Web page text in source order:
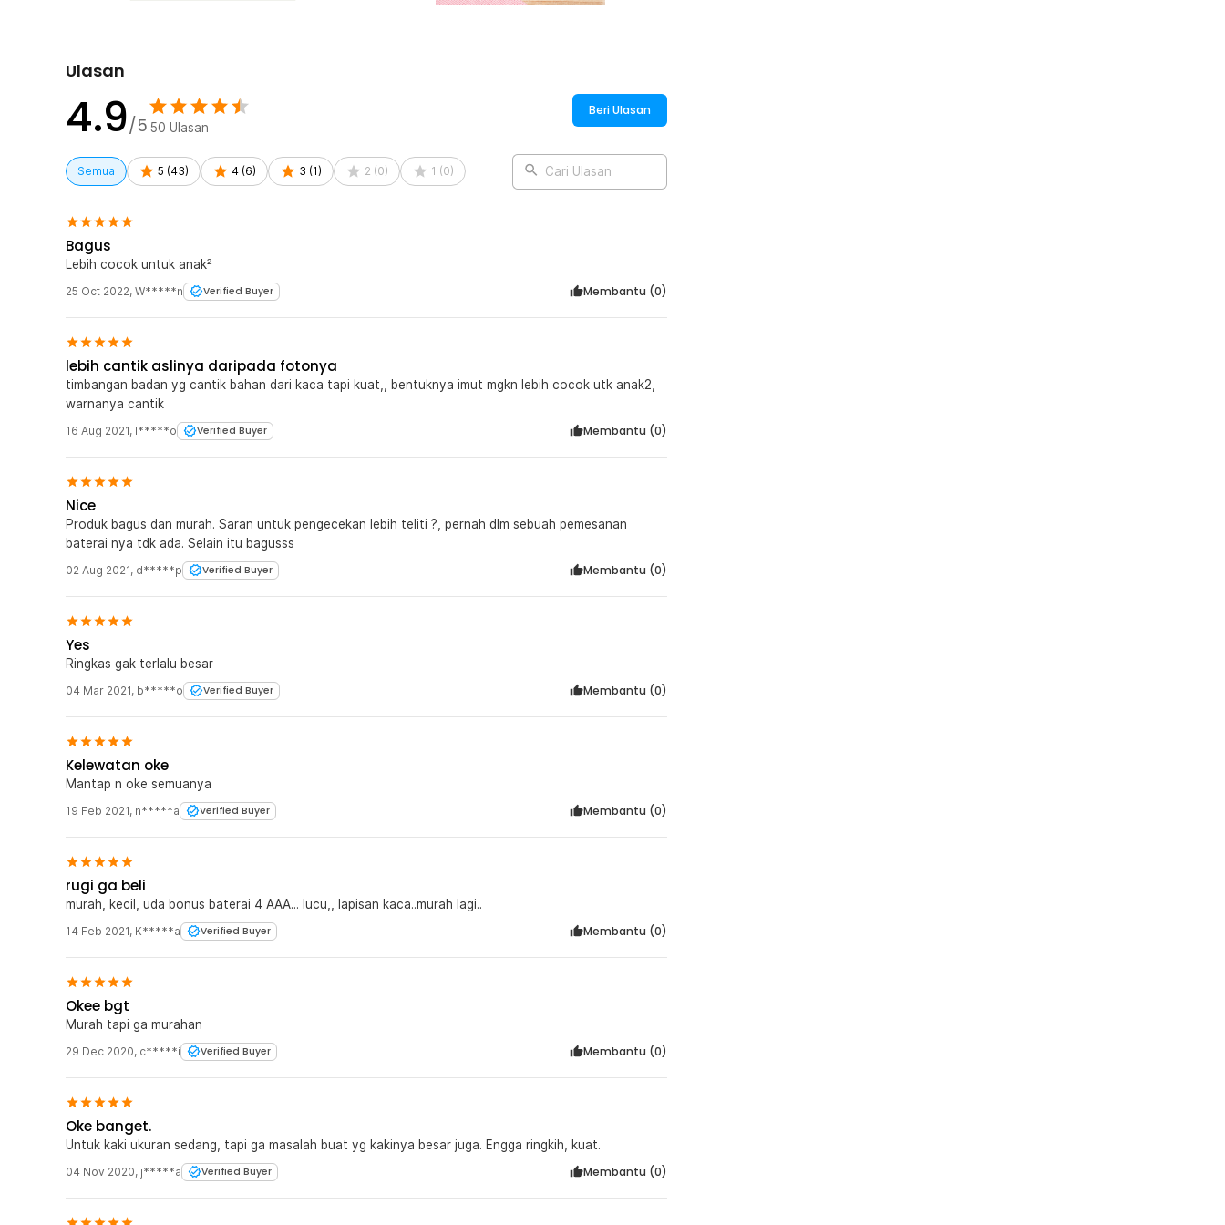
Ulasan
4.9/5 50 Ulasan
Beri Ulasan
Semua 5 (43) 4 (6) 3 (1 ) 2 (0) 1 (0) Cari Ulasan
Bagus
Lebih cocok untuk anak²
25 Oct 2022, W*****n Verified Buyer Membantu (0)
lebih cantik aslinya daripada fotonya
timbangan badan yg cantik bahan dari kaca tapi kuat,, bentuknya imut mgkn lebih cocok utk anak2,
warnanya cantik
16 Aug 2021, I*****o Verified Buyer Membantu (0)
Nice
Produk bagus dan murah. Saran untuk pengecekan lebih teliti ?, pernah dlm sebuah pemesanan
baterai nya tdk ada. Selain itu bagusss
02 Aug 2021, d*****p Verified Buyer Membantu (0)
Yes
Ringkas gak terlalu besar
04 Mar 2021, b*****o Verified Buyer Membantu (0)
Kelewatan oke
Mantap n oke semuanya
19 Feb 2021, n*****a Verified Buyer Membantu (0)
rugi ga beli
murah, kecil, uda bonus baterai 4 AAA... lucu,, lapisan kaca..murah lagi..
14 Feb 2021, K*****a Verified Buyer Membantu (0)
Okee bgt
Murah tapi ga murahan
29 Dec 2020, c*****i Verified Buyer Membantu (0)
Oke banget.
Untuk kaki ukuran sedang, tapi ga masalah buat yg kakinya besar juga. Engga ringkih, kuat.
04 Nov 2020, j*****a Verified Buyer Membantu (0)